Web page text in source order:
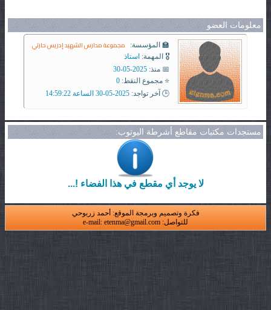
معلومات العضو
🏫 المؤسسة: مجموعة مدارس الشهيد إدريس حارتي
🎖️ المهمة: استاذ
📅 منذ: 2025-05-30
⭐ مجموع النقط: 0
🕒 آخر تواجد: 2025-05-30 الساعة 14:59:22
مستجدات مكتبات مقاطع أشرطة اليوتوب:
لا يوجد أي مقطع في هذا الفضاء !...
فكرة وتصميم وبرمجة الموقع: أحمد زربوحي
للتواصل: e-mail: etenma@gmail.com